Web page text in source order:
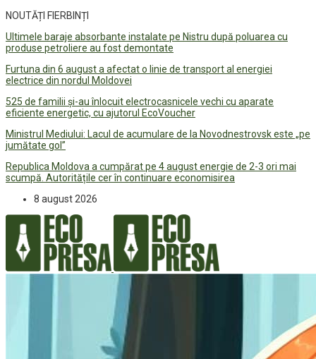
NOUTĂȚI FIERBINȚI
Ultimele baraje absorbante instalate pe Nistru după poluarea cu
produse petroliere au fost demontate
Furtuna din 6 august a afectat o linie de transport al energiei
electrice din nordul Moldovei
525 de familii și-au înlocuit electrocasnicele vechi cu aparate
eficiente energetic, cu ajutorul EcoVoucher
Ministrul Mediului: Lacul de acumulare de la Novodnestrovsk este „pe
jumătate gol”
Republica Moldova a cumpărat pe 4 august energie de 2-3 ori mai
scumpă. Autoritățile cer în continuare economisirea
8 august 2026